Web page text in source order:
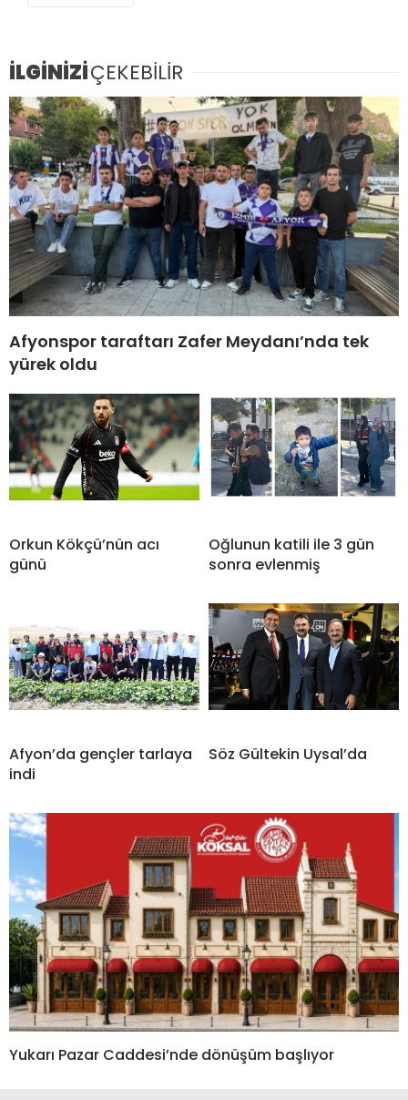
İLGİNİZİÇEKEBİLİR
Afyonspor taraftarı Zafer Meydanı’nda tek
yürek oldu
Orkun Kökçü’nün acı
günü
Oğlunun katili ile 3 gün
sonra evlenmiş
Afyon’da gençler tarlaya
indi
Söz Gültekin Uysal’da
Yukarı Pazar Caddesi’nde dönüşüm başlıyor